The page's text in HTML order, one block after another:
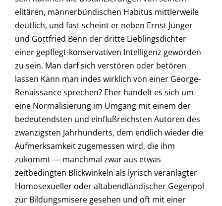
elitären, männerbündischen Habitus mittlerweile
deutlich, und fast scheint er neben Ernst Jünger
und Gottfried Benn der dritte Lieblingsdichter
einer gepflegt-konservativen Intelligenz geworden
zu sein. Man darf sich verstören oder betören
lassen Kann man indes wirklich von einer George-
Renaissance sprechen? Eher handelt es sich um
eine Normalisierung im Umgang mit einem der
bedeutendsten und einflußreichsten Autoren des
zwanzigsten Jahrhunderts, dem endlich wieder die
Aufmerksamkeit zugemessen wird, die ihm
zukommt — manchmal zwar aus etwas
zeitbedingten Blickwinkeln als lyrisch veranlagter
Homosexueller oder altabendländischer Gegenpol
zur Bildungsmisere gesehen und oft mit einer